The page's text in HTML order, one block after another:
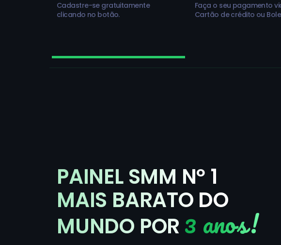
Cadastre-se gratuitamente
clicando no botão.
Faça o seu pagamento
Cartão de crédito ou
PAINEL SMM Nº 1
MAIS BARATO DO
MUNDO POR 3 anos!